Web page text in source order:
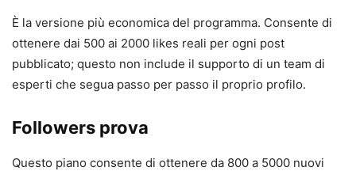
È la versione più economica del programma. Consente di
ottenere dai 500 ai 2000 likes reali per ogni post
pubblicato; questo non include il supporto di un team di
esperti che segua passo per passo il proprio profilo.
Followers prova
Questo piano consente di ottenere da 800 a 5000 nuovi